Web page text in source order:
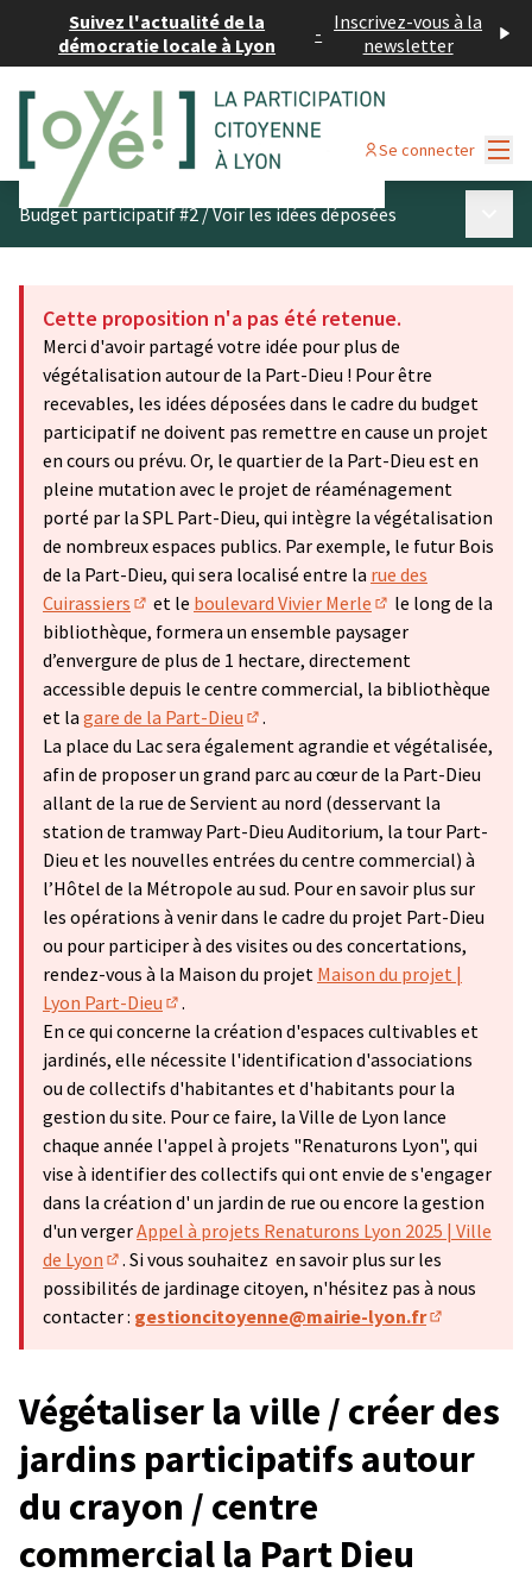
Suivez l'actualité de la
démocratie locale à Lyon
- Inscrivez-vous à la
newsletter
Se connecter
Budget participatif #2/Voir les idées déposées
Cette proposition n'a pas été retenue.
Merci d'avoir partagé votre idée pour plus de
végétalisation autour de la Part-Dieu ! Pour être
recevables, les idées déposées dans le cadre du budget
participatif ne doivent pas remettre en cause un projet
en cours ou prévu. Or, le quartier de la Part-Dieu est en
pleine mutation avec le projet de réaménagement
porté par la SPL Part-Dieu, qui intègre la végétalisation
de nombreux espaces publics. Par exemple, le futur Bois
de la Part-Dieu, qui sera localisé entre la rue des
Cuirassiers
(Lien externe)
et le boulevard Vivier Merle
(Lien externe)
le long de la
bibliothèque, formera un ensemble paysager
d’envergure de plus de 1 hectare, directement
accessible depuis le centre commercial, la bibliothèque
et la gare de la Part-Dieu
(Lien externe)
.
La place du Lac sera également agrandie et végétalisée,
afin de proposer un grand parc au cœur de la Part-Dieu
allant de la rue de Servient au nord (desservant la
station de tramway Part-Dieu Auditorium, la tour Part-
Dieu et les nouvelles entrées du centre commercial) à
l’Hôtel de la Métropole au sud. Pour en savoir plus sur
les opérations à venir dans le cadre du projet Part-Dieu
ou pour participer à des visites ou des concertations,
rendez-vous à la Maison du projet Maison du projet |
Lyon Part-Dieu
(Lien externe)
.
En ce qui concerne la création d'espaces cultivables et
jardinés, elle nécessite l'identification d'associations
ou de collectifs d'habitantes et d'habitants pour la
gestion du site. Pour ce faire, la Ville de Lyon lance
chaque année l'appel à projets "Renaturons Lyon", qui
vise à identifier des collectifs qui ont envie de s'engager
dans la création d' un jardin de rue ou encore la gestion
d'un vergerAppel à projets Renaturons Lyon 2025 | Ville
de Lyon
(Lien externe)
. Si vous souhaitez en savoir plus sur les
possibilités de jardinage citoyen, n'hésitez pas à nous
contacter : gestioncitoyenne@mairie-lyon.fr
Végétaliser la ville / créer des
jardins participatifs autour
du crayon / centre
commercial la Part Dieu